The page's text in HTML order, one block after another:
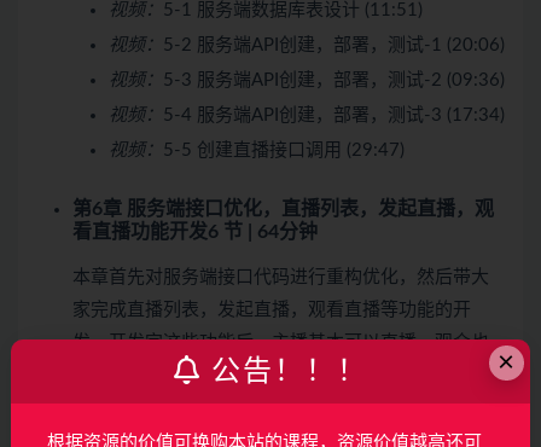
视频： 5-1 服务端数据库表设计 (11:51)
视频： 5-2 服务端API创建，部署，测试-1 (20:06)
视频： 5-3 服务端API创建，部署，测试-2 (09:36)
视频： 5-4 服务端API创建，部署，测试-3 (17:34)
视频： 5-5 创建直播接口调用 (29:47)
第6章 服务端接口优化，直播列表，发起直播，观
看直播功能开发6 节 | 64分钟
本章首先对服务端接口代码进行重构优化，然后带大
家完成直播列表，发起直播，观看直播等功能的开
发，开发完这些功能后，主播基本可以直播，观众也
可以看直播了，算是完成了直播APP的雏形。
×
公告！！！
根据资源的价值可换购本站的课程，资源价值越高还可